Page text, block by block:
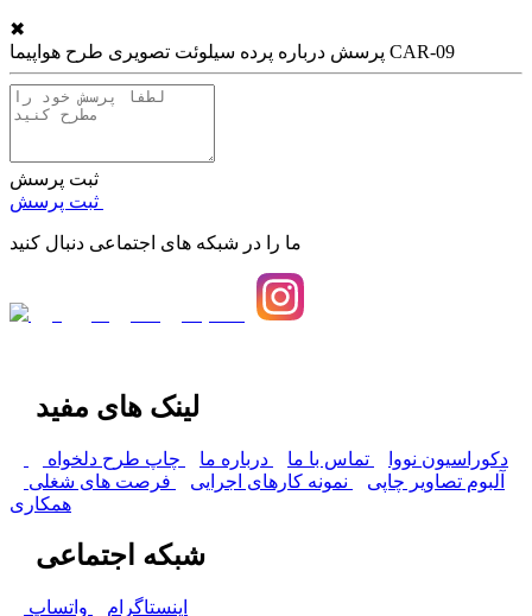
✖
پرسش درباره پرده سیلوئت تصویری طرح هواپیما CAR-09
ثبت پرسش
ما را در شبکه های اجتماعی دنبال کنید
لینک های مفید
دکوراسیون نووا تماس با ما درباره ما
چاپ طرح دلخواه
آلبوم تصاویر چاپی
نمونه کارهای اجرایی
فرصت های شغلی
همکاری
شبکه اجتماعی
اینستاگرام واتساپ